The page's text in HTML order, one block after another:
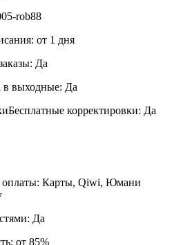
rob88
от 1 дня
Да
в выходные: Да
Бесплатные корректировки: Да
Карты, Qiwi, Юмани
Да
от 85%